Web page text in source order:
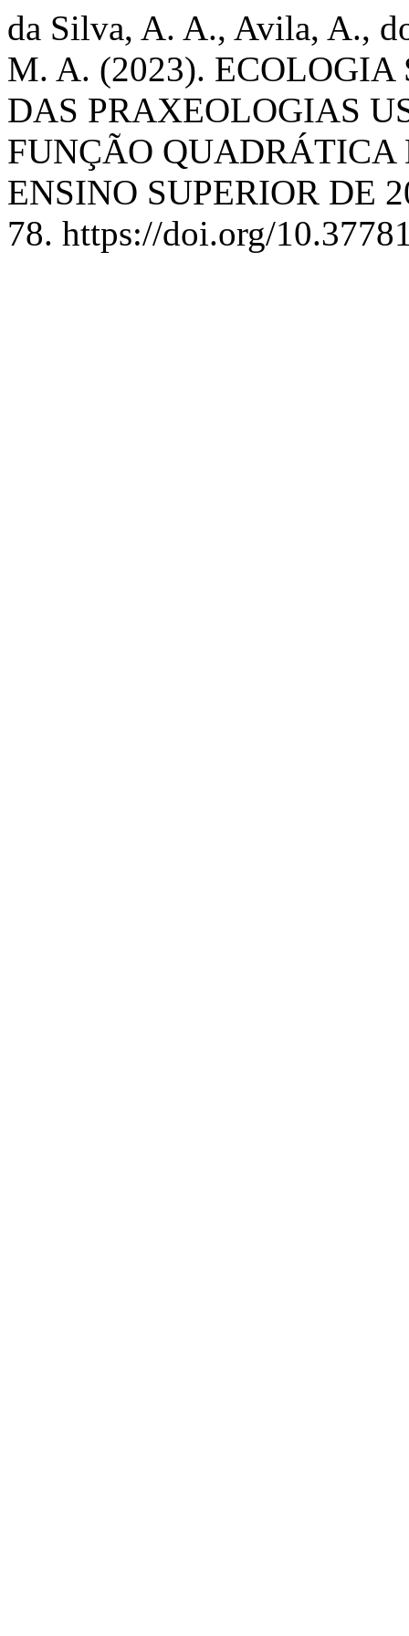
da Silva, A. A., Avila, A.,
M. A. (2023).
DAS PRAXEOLOGIAS
FUNÇÃO
ENSINO SUPERIOR DE
78. https://doi.org/